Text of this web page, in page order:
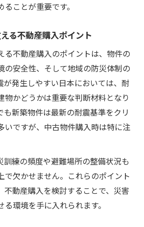
ことが重要です。
る不動産購入ポイント
る不動産購入のポイントは、物件の
の安全性、そして地域の防災体制の
が発生しやすい日本においては、耐
物かどうかは重要な判断材料となり
も新築物件は最新の耐震基準をクリ
いですが、中古物件購入時は特に注
訓練の頻度や避難場所の整備状況も
で欠かせません。これらのポイント
不動産購入を検討することで、災害
環境を手に入れられます。